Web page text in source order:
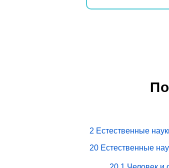
2 Естественные
20 Естественные